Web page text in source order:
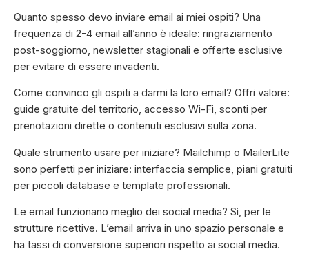
Quanto spesso devo inviare email ai miei ospiti? Una
frequenza di 2-4 email all’anno è ideale: ringraziamento
post-soggiorno, newsletter stagionali e offerte esclusive
per evitare di essere invadenti.
Come convinco gli ospiti a darmi la loro email? Offri valore:
guide gratuite del territorio, accesso Wi-Fi, sconti per
prenotazioni dirette o contenuti esclusivi sulla zona.
Quale strumento usare per iniziare? Mailchimp o MailerLite
sono perfetti per iniziare: interfaccia semplice, piani gratuiti
per piccoli database e template professionali.
Le email funzionano meglio dei social media? Sì, per le
strutture ricettive. L’email arriva in uno spazio personale e
ha tassi di conversione superiori rispetto ai social media.